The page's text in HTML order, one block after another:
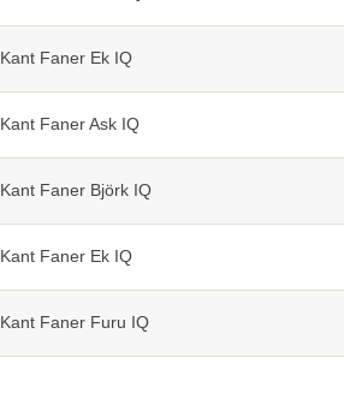
Kant Faner Ek IQ
Kant Faner Ask IQ
Kant Faner Björk IQ
Kant Faner Ek IQ
Kant Faner Furu IQ